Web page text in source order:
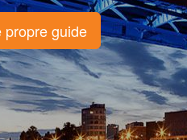
propre guide